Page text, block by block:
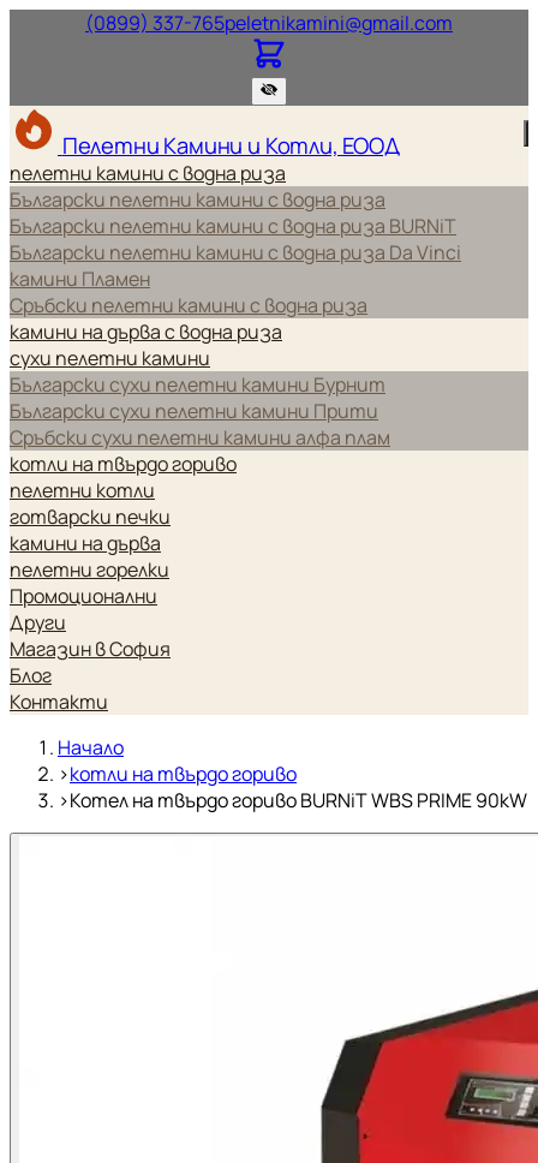
(0899) 337-765Нашият телефонен номер.
peletnikamini@gmail.com
Пелетни Камини и Котли, ЕООД
пелетни камини с водна риза
Български пелетни камини с водна риза
Български пелетни камини с водна риза BURNiT
Български пелетни камини с водна риза Da Vinci
камини Пламен
Сръбски пелетни камини с водна риза
камини на дърва с водна риза
сухи пелетни камини
Български сухи пелетни камини Бурнит
Български сухи пелетни камини Прити
Сръбски сухи пелетни камини алфа плам
котли на твърдо гориво
пелетни котли
готварски печки
камини на дърва
пелетни горелки
Промоционални
Други
Магазин в София
Блог
Контакти
Начало
›котли на твърдо гориво
›Котел на твърдо гориво BURNiT WBS PRIME 90kW